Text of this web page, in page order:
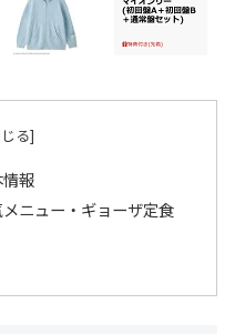
報
ニュー・ギョーザ定食